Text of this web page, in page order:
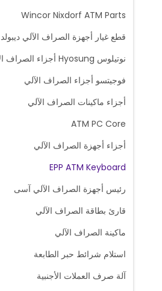
Wincor Nixdorf ATM Parts
قطع غيار أجهزة الصراف الآلي ديبولد
نوتيلوس Hyosung أجزاء الصراف الآلي
فوجيتسو أجزاء الصراف الآلي
أجزاء ماكينات الصراف الآلي
ATM PC Core
أجزاء أجهزة الصراف الآلي
EPP ATM Keyboard
رئيس أجهزة الصراف الآلي آسى
قارئ بطاقة الصراف الآلي
ماكينة الصراف الآلي
استلام شرائط حبر الطابعة
آلة صرف العملات الأجنبية